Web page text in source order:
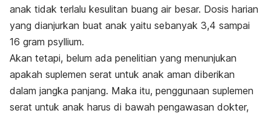
anak tidak terlalu kesulitan buang air besar. Dosis harian
yang dianjurkan buat anak yaitu sebanyak 3,4 sampai
16 gram psyllium.
Akan tetapi, belum ada penelitian yang menunjukan
apakah suplemen serat untuk anak aman diberikan
dalam jangka panjang. Maka itu, penggunaan suplemen
serat untuk anak harus di bawah pengawasan dokter,